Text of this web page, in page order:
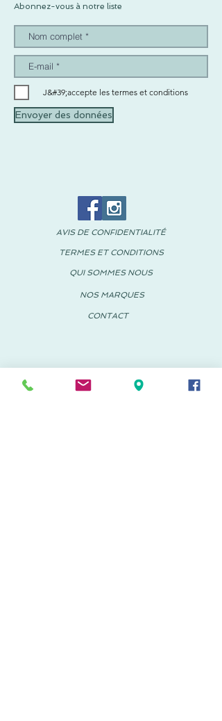
Abonnez-vous à notre liste
J&#39;accepte les termes et conditions
Envoyer des données
AVIS DE CONFIDENTIALITÉ
TERMES ET CONDITIONS
QUI SOMMES NOUS
NOS MARQUES
CONTACT